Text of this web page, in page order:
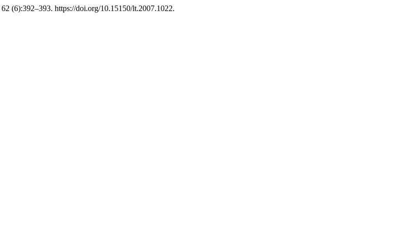
62 (6):392–393. https://doi.org/10.15150/lt.2007.1022.